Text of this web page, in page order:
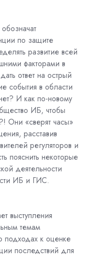
по защите
развитие всей
факторами в
ответ на острый
события в области
И как по-новому
ИБ, чтобы
Они «сверят часы»
расставив
регуляторов и
пояснить некоторые
деятельности
ИБ и ГИС.
выступления
темам
подходах к оценке
последствий для